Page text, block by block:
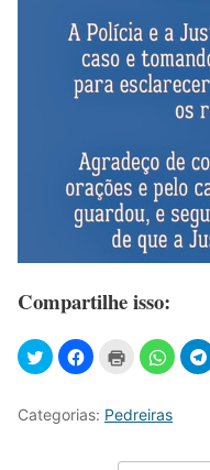
Compartilhe isso:
Categorias: Pedreiras